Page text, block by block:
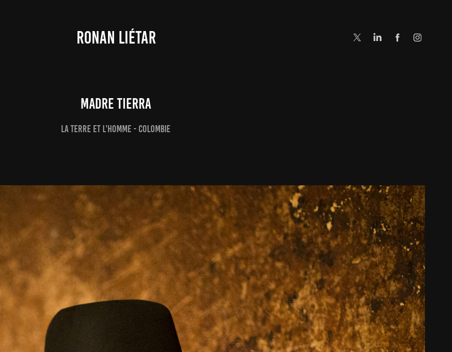
RONAN LIÉTAR
Madre Tierra
La Terre et l'Homme - Colombie